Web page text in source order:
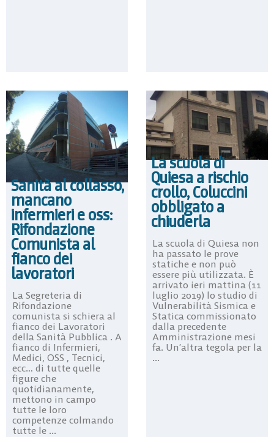
Sanità al collasso,
mancano
infermieri e oss:
Rifondazione
Comunista al
fianco dei
lavoratori
La Segreteria di
Rifondazione
comunista si schiera al
fianco dei Lavoratori
della Sanità Pubblica . A
fianco di Infermieri,
Medici, OSS , Tecnici,
ecc… di tutte quelle
figure che
quotidianamente,
mettono in campo
tutte le loro
competenze colmando
tutte le ...
La scuola di
Quiesa a rischio
crollo, Coluccini
obbligato a
chiuderla
La scuola di Quiesa non
ha passato le prove
statiche e non può
essere più utilizzata. È
arrivato ieri mattina (11
luglio 2019) lo studio di
Vulnerabilità Sismica e
Statica commissionato
dalla precedente
Amministrazione mesi
fa. Un’altra tegola per la
...